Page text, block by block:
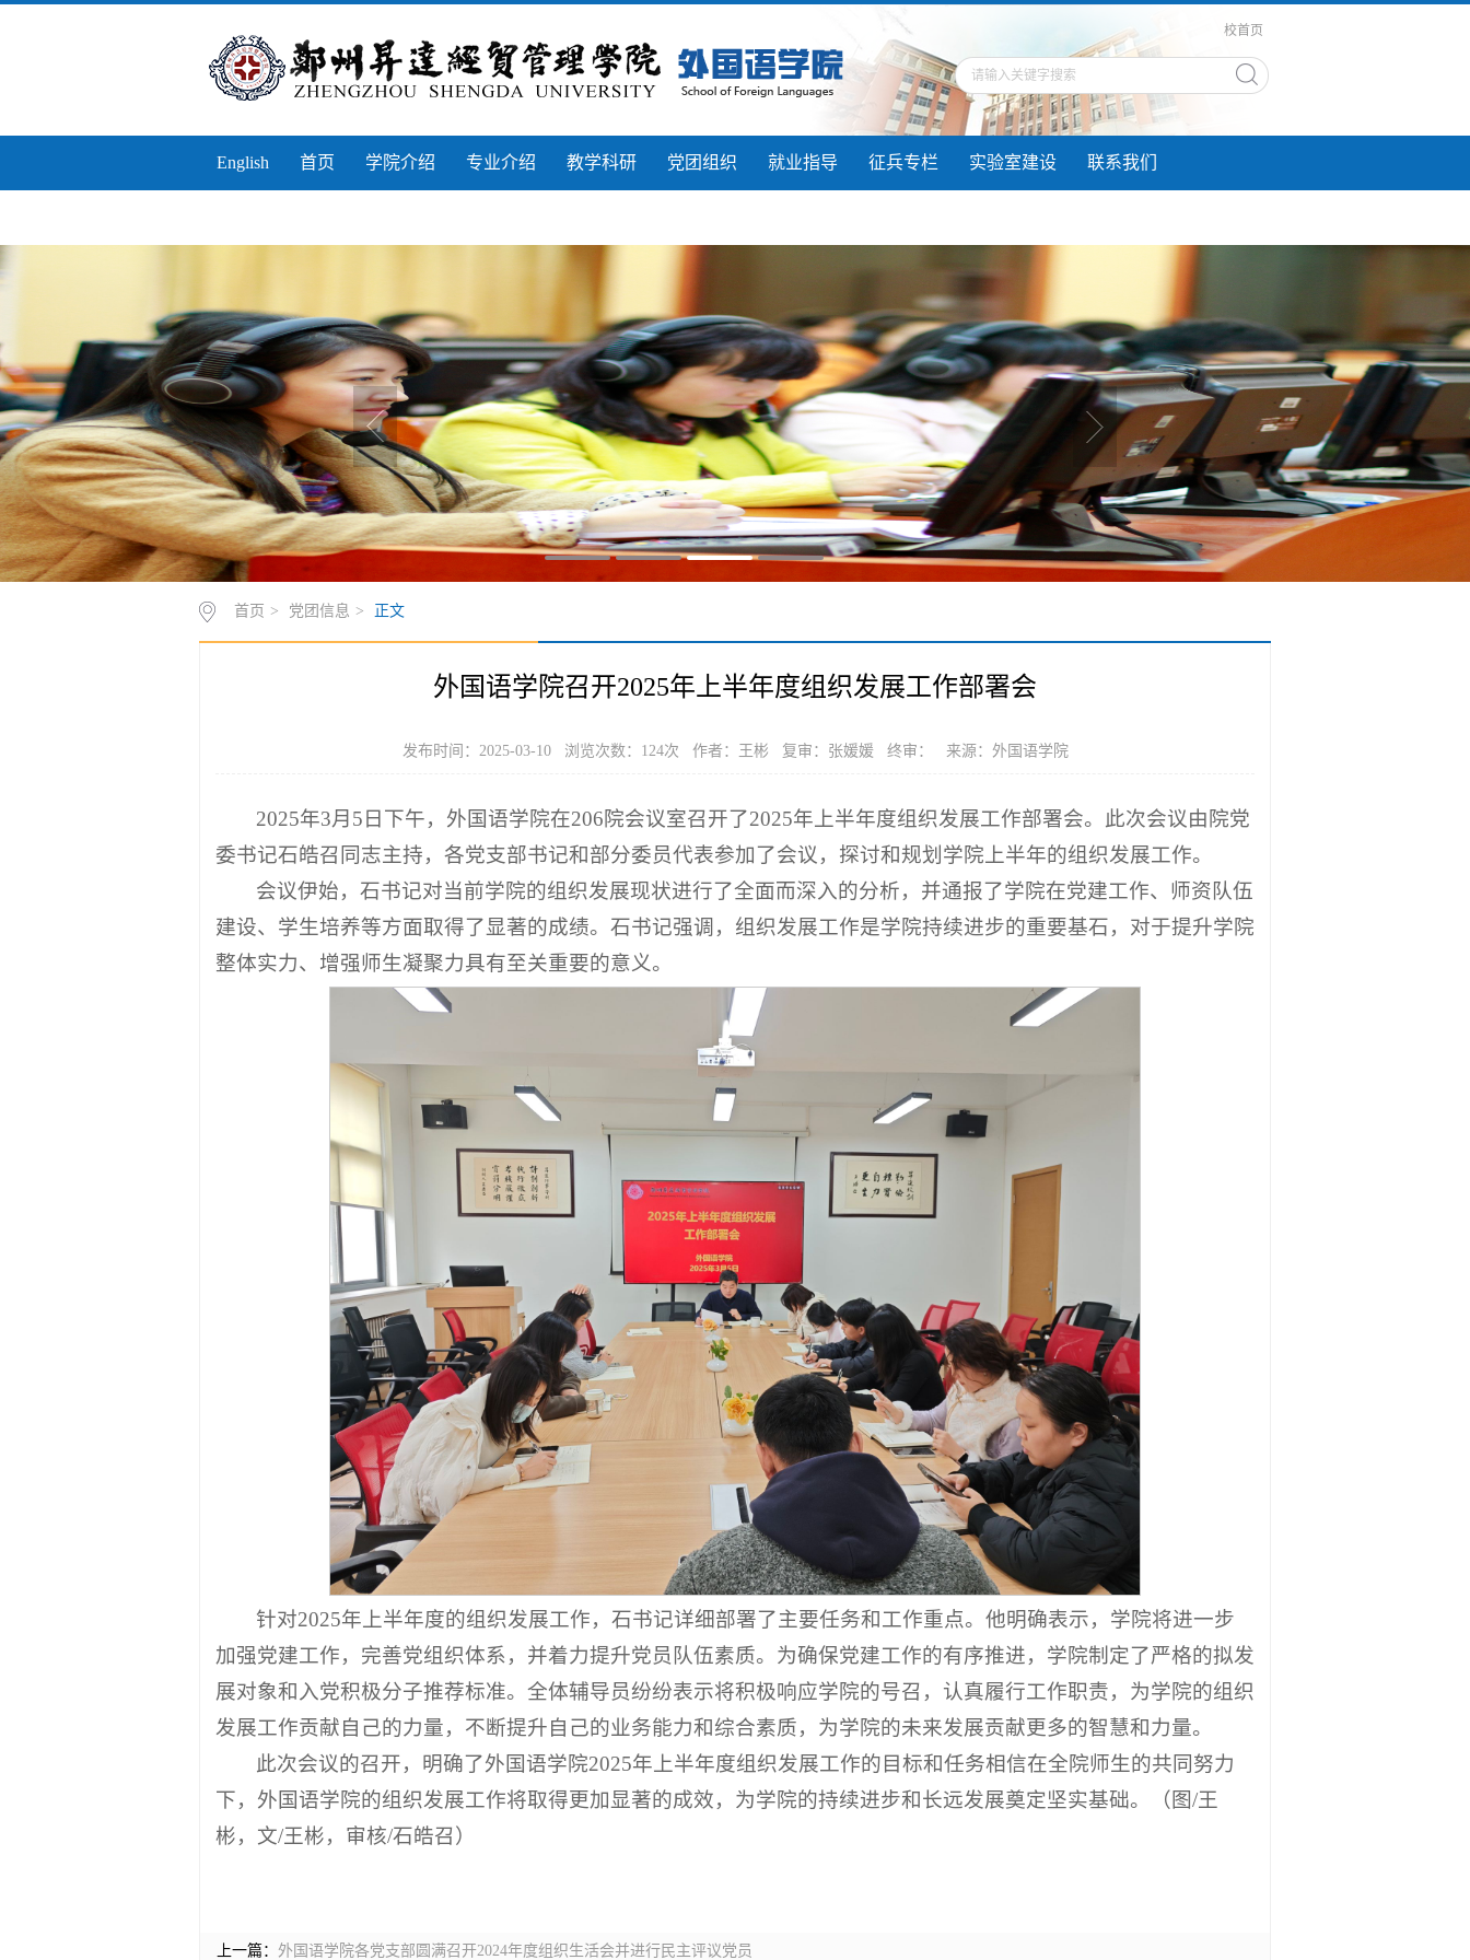
校首页
English 首页 学院介绍 专业介绍 教学科研 党团组织 就业指导 征兵专栏 实验室建设 联系我们
首页 > 党团信息 > 正文
外国语学院召开2025年上半年度组织发展工作部署会
发布时间：2025-03-10 浏览次数： 124次 作者：王彬 复审：张媛媛 终审： 来源：外国语学院
2025年3月5日下午，外国语学院在206院会议室召开了2025年上半年度组织发展工作部署会。此次会议由院党
委书记石皓召同志主持，各党支部书记和部分委员代表参加了会议，探讨和规划学院上半年的组织发展工作。
会议伊始，石书记对当前学院的组织发展现状进行了全面而深入的分析，并通报了学院在党建工作、师资队伍
建设、学生培养等方面取得了显著的成绩。石书记强调，组织发展工作是学院持续进步的重要基石，对于提升学院
整体实力、增强师生凝聚力具有至关重要的意义。
针对2025年上半年度的组织发展工作，石书记详细部署了主要任务和工作重点。他明确表示，学院将进一步
加强党建工作，完善党组织体系，并着力提升党员队伍素质。为确保党建工作的有序推进，学院制定了严格的拟发
展对象和入党积极分子推荐标准。全体辅导员纷纷表示将积极响应学院的号召，认真履行工作职责，为学院的组织
发展工作贡献自己的力量，不断提升自己的业务能力和综合素质，为学院的未来发展贡献更多的智慧和力量。
此次会议的召开，明确了外国语学院2025年上半年度组织发展工作的目标和任务相信在全院师生的共同努力
下，外国语学院的组织发展工作将取得更加显著的成效，为学院的持续进步和长远发展奠定坚实基础。（图/王
彬，文/王彬，审核/石皓召）
上一篇： 外国语学院各党支部圆满召开2024年度组织生活会并进行民主评议党员